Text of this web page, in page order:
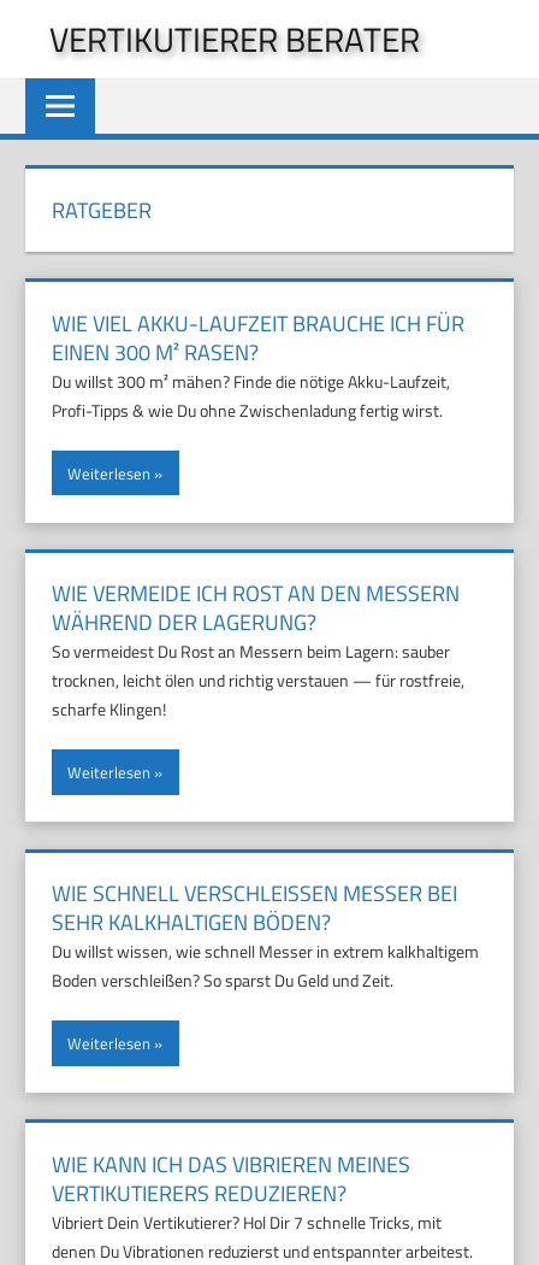
springen
VERTIKUTIERER BERATER
RATGEBER
WIE VIEL AKKU-LAUFZEIT BRAUCHE ICH FÜR
EINEN 300 M² RASEN?
Du willst 300 m² mähen? Finde die nötige Akku-Laufzeit,
Profi-Tipps & wie Du ohne Zwischenladung fertig wirst.
Weiterlesen
WIE VERMEIDE ICH ROST AN DEN MESSERN
WÄHREND DER LAGERUNG?
So vermeidest Du Rost an Messern beim Lagern: sauber
trocknen, leicht ölen und richtig verstauen — für rostfreie,
scharfe Klingen!
Weiterlesen
WIE SCHNELL VERSCHLEISSEN MESSER BEI S
EHR KALKHALTIGEN BÖDEN?
Du willst wissen, wie schnell Messer in extrem kalkhaltigem
Boden verschleißen? So sparst Du Geld und Zeit.
Weiterlesen
WIE KANN ICH DAS VIBRIEREN MEINES
VERTIKUTIERERS REDUZIEREN?
Vibriert Dein Vertikutierer? Hol Dir 7 schnelle Tricks, mit
denen Du Vibrationen reduzierst und entspannter arbeitest.